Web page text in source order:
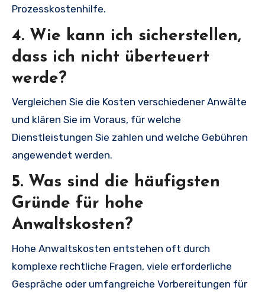
Prozesskostenhilfe.
4. Wie kann ich sicherstellen,
dass ich nicht überteuert
werde?
Vergleichen Sie die Kosten verschiedener Anwälte
und klären Sie im Voraus, für welche
Dienstleistungen Sie zahlen und welche Gebühren
angewendet werden.
5. Was sind die häufigsten
Gründe für hohe
Anwaltskosten?
Hohe Anwaltskosten entstehen oft durch
komplexe rechtliche Fragen, viele erforderliche
Gespräche oder umfangreiche Vorbereitungen für